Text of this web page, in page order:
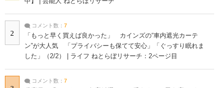
2
コメント数： 7
「もっと早く買えば良かった」 カインズの“車内遮光カーテ
ン”が大人気 「プライバシーも保てて安心」「ぐっすり眠れま
した」（2/2） | ライフ ねとらぼリサーチ：2ページ目
コメント数： 7